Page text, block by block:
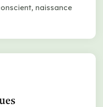
naissance